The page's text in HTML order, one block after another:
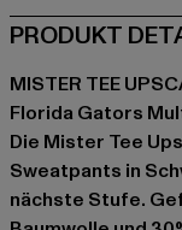
PRODUKT
MISTER TEE
Florida Gators
Die Mister Tee
Sweatpants in
nächste Stufe.